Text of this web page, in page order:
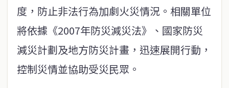
度，防止非法行為加劇火災情況。相關單位
將依據《2007年防災減災法》、國家防災
減災計劃及地方防災計畫，迅速展開行動，
控制災情並協助受災民眾。